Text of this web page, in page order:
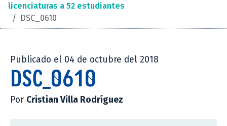
licenciaturas a 52 estudiantes
/ DSC_0610
Publicado el 04 de octubre del 2018
DSC_0610
Por Cristian Villa Rodríguez